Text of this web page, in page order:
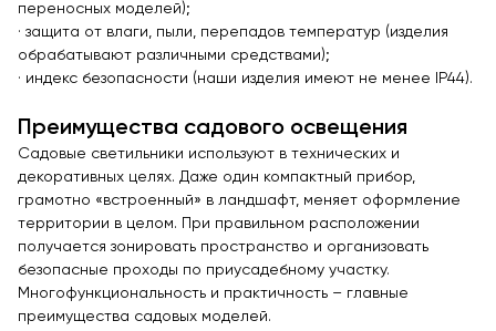
Навесы и беседки
Перголы
Лежаки и шезлонги
Стенды и указатели
Умный город
Оборудование для выгула и дрессировки собак
Показать все товары
Уличное спортивное оборудование
Спортивные площадки в ЭКО-стиле
переносных моделей);
· защита от влаги, пыли, перепадов температур (изделия
обрабатывают различными средствами);
· индекс безопасности (наши изделия имеют не менее IP44).
Преимущества садового освещения
Садовые светильники используют в технических и
декоративных целях. Даже один компактный прибор,
грамотно «встроенный» в ландшафт, меняет оформление
территории в целом. При правильном расположении
получается зонировать пространство и организовать
безопасные проходы по приусадебному участку.
Многофункциональность и практичность – главные
преимущества садовых моделей.